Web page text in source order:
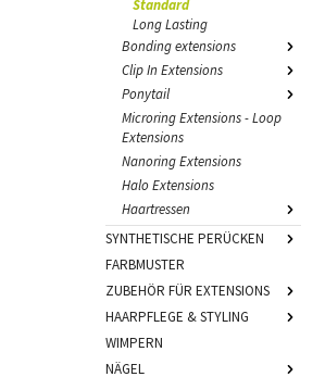
Standard
Long Lasting
Bonding extensions
Clip In Extensions
Ponytail
Microring Extensions - Loop
Extensions
Nanoring Extensions
Halo Extensions
Haartressen
SYNTHETISCHE PERÜCKEN
FARBMUSTER
ZUBEHÖR FÜR EXTENSIONS
HAARPFLEGE & STYLING
WIMPERN
NÄGEL